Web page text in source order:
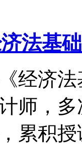
法基
经济
师，
累积